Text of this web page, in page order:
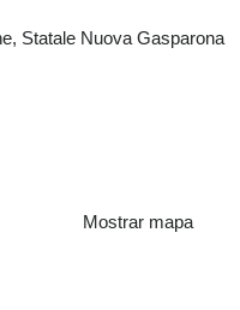
Statale Nuova Gasparona
Mostrar mapa